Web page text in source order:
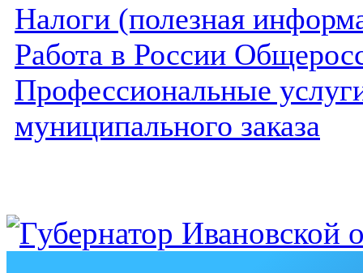
Налоги (полезная
Работа в России
Профессиональные
муниципального заказа